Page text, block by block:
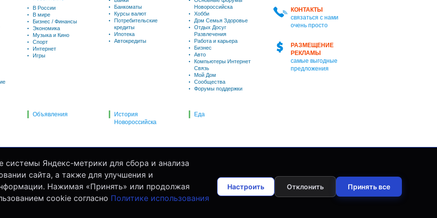
КОНТАКТЫ
связаться с нами
очень просто
РАЗМЕЩЕНИЕ
РЕКЛАМЫ
самые выгодные
предложения
В России
В мире
Бизнес / Финансы
Экономика
Музыка и Кино
Спорт
Интернет
Игры
Банкоматы
Курсы валют
Потребительские
кредиты
Ипотека
Автокредиты
Новороссийска
Хобби
Дом Семья Здоровье
Отдых Досуг
Развлечения
Работа и карьера
Бизнес
Авто
Компьютеры Интернет
Связь
Мой Дом
Сообщества
Форумы поддержки
Объявления
История
Новороссийска
Еда
Яндекс-метрики для сбора и анализа
сайта, а также для улучшения и
Нажимая «Принять» или продолжая
cookie согласно Политике использования
Настроить Отклонить Принять все